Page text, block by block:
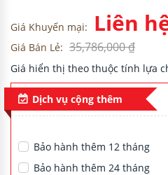
CƯ
Giá Khuyến mại: Liên
Giá Bán Lẻ: 35,786,000 ₫
Giá hiển thị theo thuộc tính lựa
Dịch vụ cộng thêm
Bảo hành thêm 12 tháng
Bảo hành thêm 24 tháng